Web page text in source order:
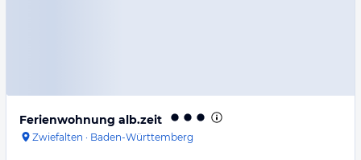
Ferienwohnung alb.zeit
Zwiefalten · Baden-Württemberg